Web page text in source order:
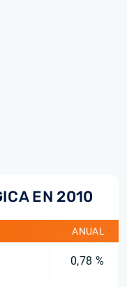
EN 2010
ANUAL
0,78 %